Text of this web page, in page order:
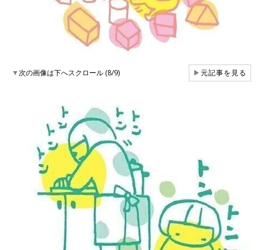
▼次の画像は下へスクロール (8/9) ▶元記事を見る